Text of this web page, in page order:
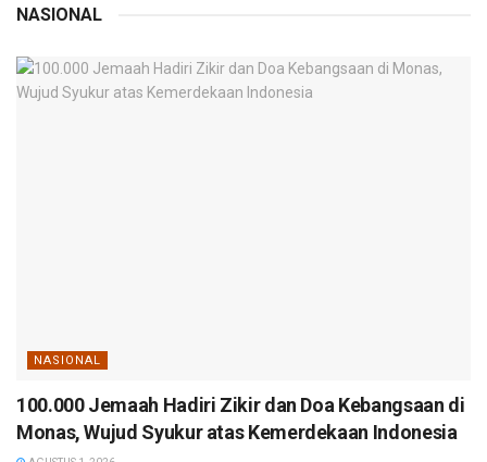
NASIONAL
NASIONAL
100.000 Jemaah Hadiri Zikir dan Doa Kebangsaan di
Monas, Wujud Syukur atas Kemerdekaan Indonesia